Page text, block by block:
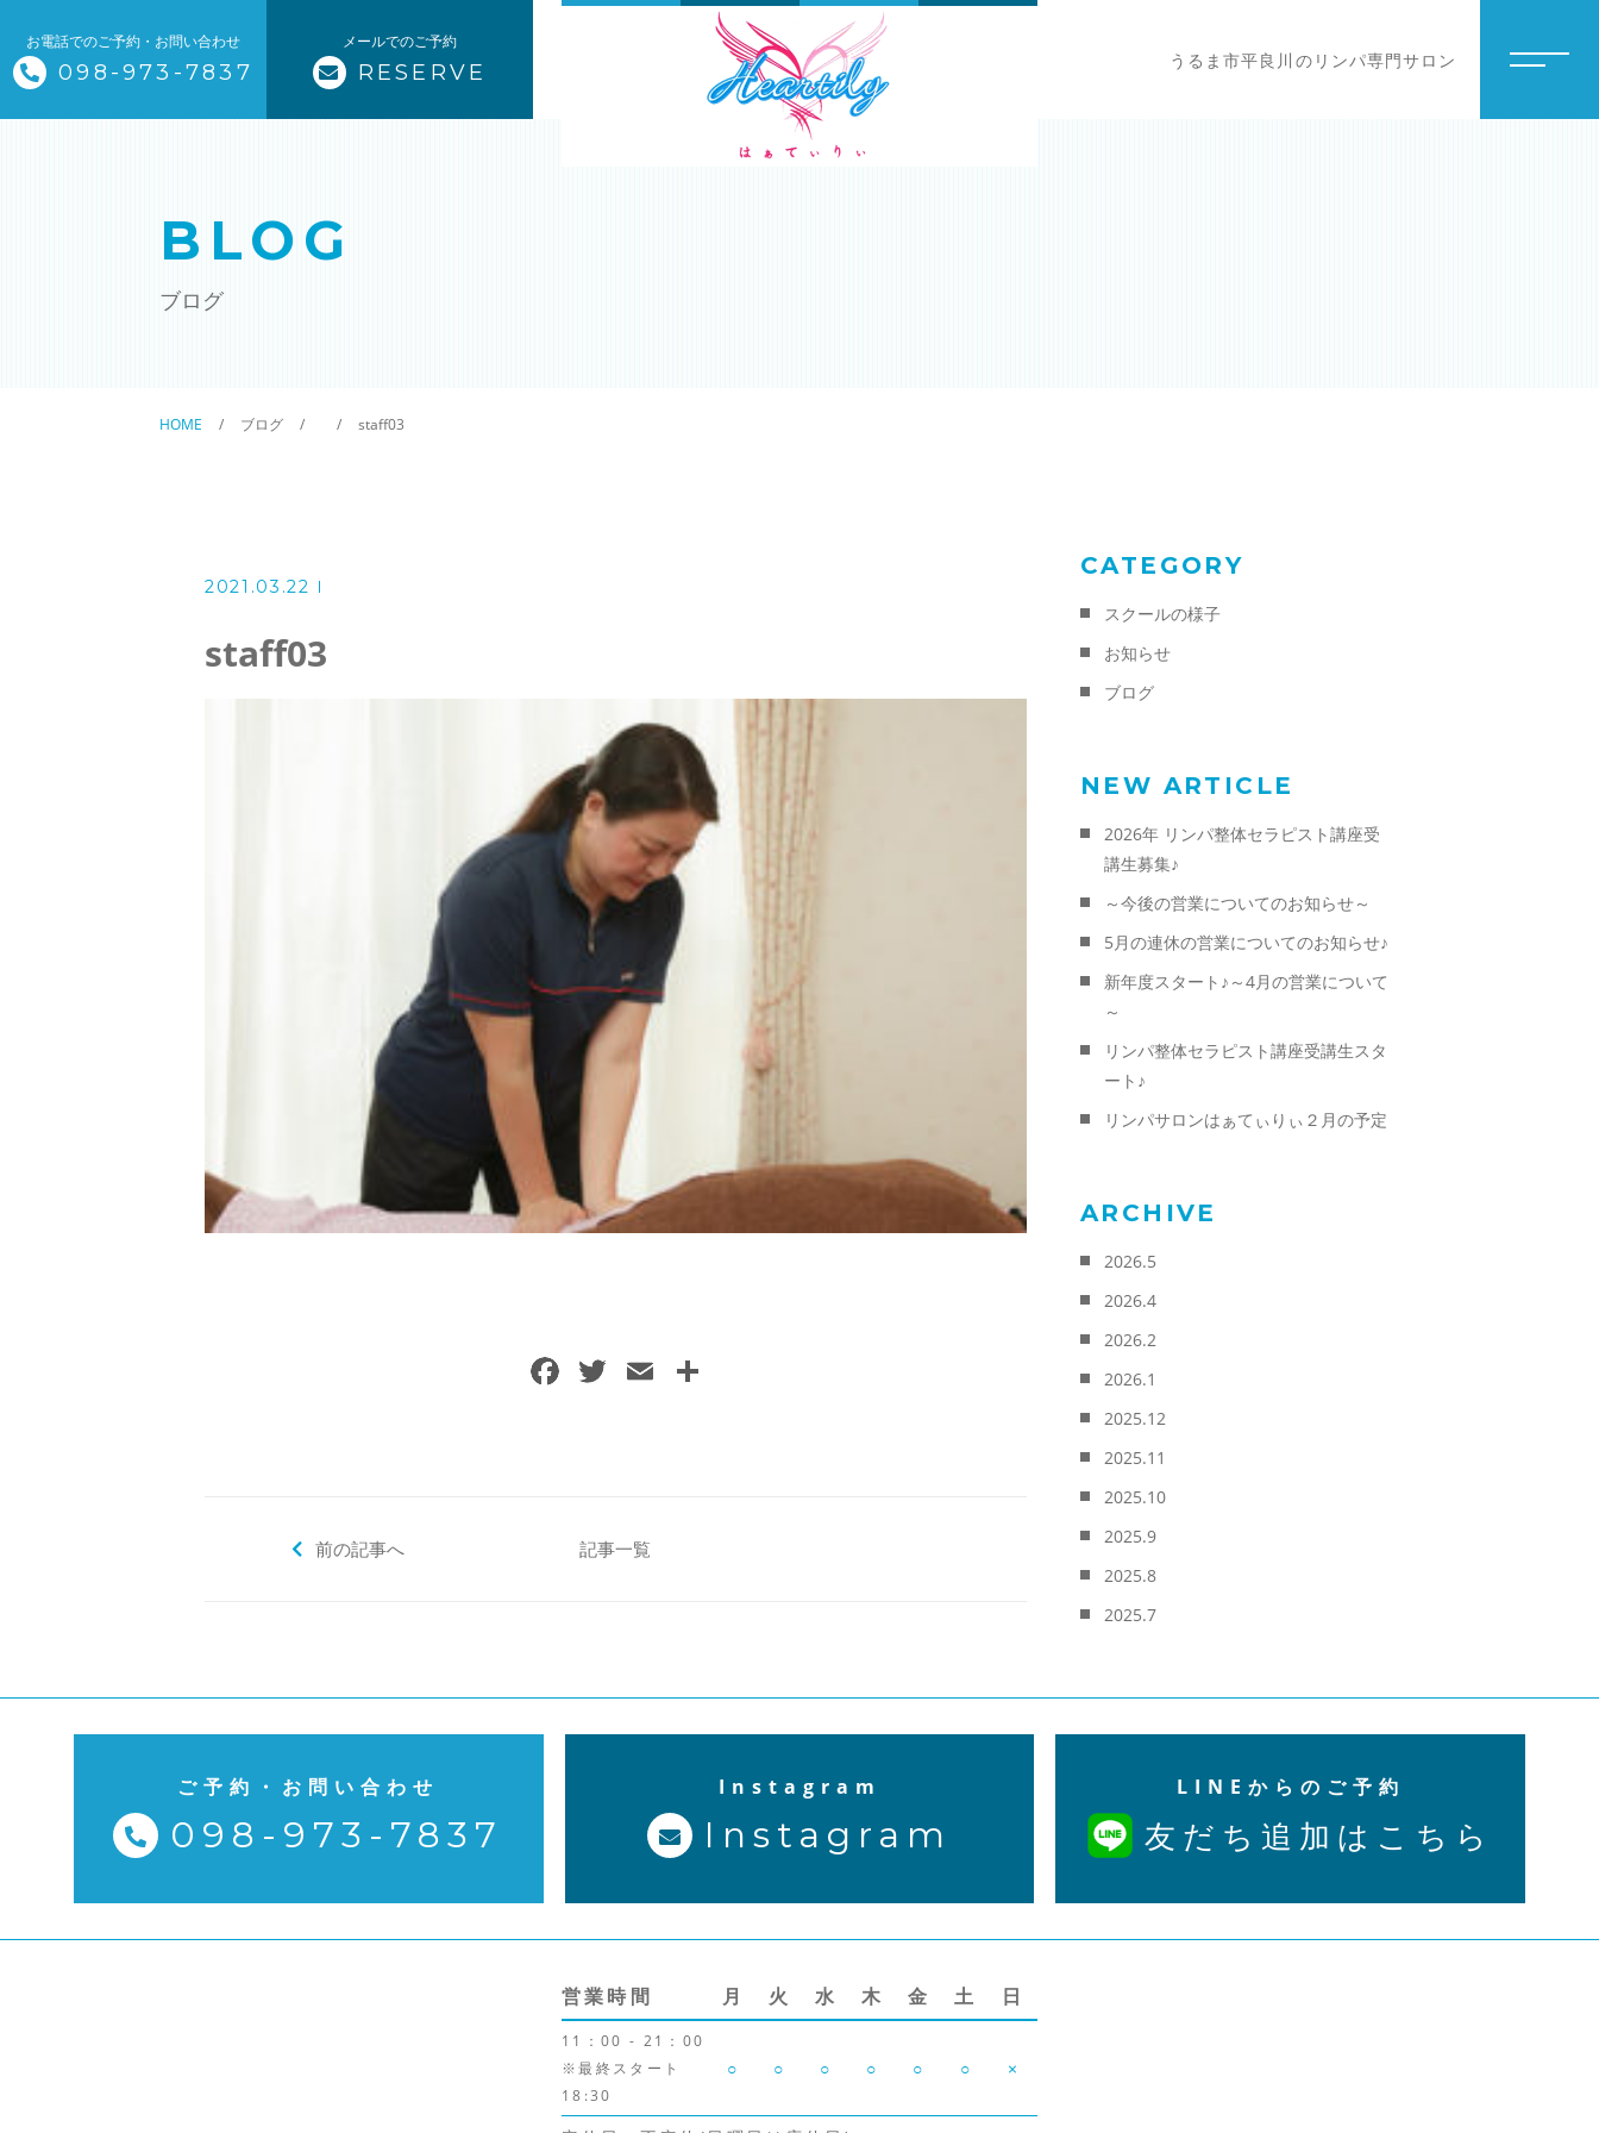
お電話でのご予約・お問い合わせ
098-973-7837
メールでのご予約
RESERVE うるま市平良川のリンパ専門サロン
トップページ
アクセス
BLOG
ブログ
HOME ブログ staff03
2021.03.22
staff03
F
o
T E
前の記事へ 記事一覧
CATEGORY
スクールの様子
お知らせ
ブログ
NEW ARTICLE
2026年 リンパ整体セラピスト講座受
講生募集♪
～今後の営業についてのお知らせ～
5月の連休の営業についてのお知らせ♪
新年度スタート♪～4月の営業について
～
リンパ整体セラピスト講座受講生スタ
ート♪
リンパサロンはぁてぃりぃ２月の予定
ARCHIVE
2026.5
2026.4
2026.2
2026.1
2025.12
2025.11
2025.10
2025.9
2025.8
2025.7
ご予約・お問い合わせ
098-973-7837
Instagram
Instagram
LINEからのご予約
友だち追加はこちら
営業時間 月 火 水 木 金 土 日
11：00 - 21：00
※最終スタート
18:30
○ ○ ○ ○ ○ ○ ×